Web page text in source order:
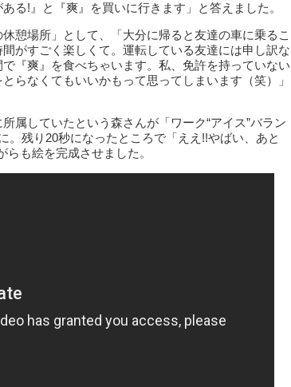
る!』と『爽』を買いに行きます」と答えました。
憩場所」として、「大分に帰ると友達の車に乗るこ
がすごく楽しくて。運転している友達には申し訳な
『爽』を食べちゃいます。私、免許を持っていない
らなくてもいいかもって思ってしまいます（笑）」
属していたという森さんが「ワーク“アイス”バラン
。残り20秒になったところで「ええ!!やばい、あと
も絵を完成させました。